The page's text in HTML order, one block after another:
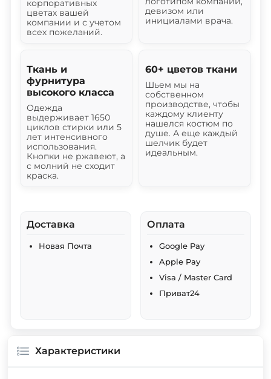
корпоративных
цветах вашей
компании и с учетом
всех пожеланий.
девизом или
инициалами врача.
Ткань и
фурнитура
высокого класса
Одежда
выдерживает 1650
циклов стирки или 5
лет интенсивного
использования.
Кнопки не ржавеют, а
с молний не сходит
краска.
60+ цветов ткани
Шьем мы на
собственном
производстве, чтобы
каждому клиенту
нашелся костюм по
душе. А еще каждый
шелчик будет
идеальным.
Доставка
Новая Почта
Оплата
Google Pay
Apple Pay
Visa / Master Card
Приват24
Характеристики